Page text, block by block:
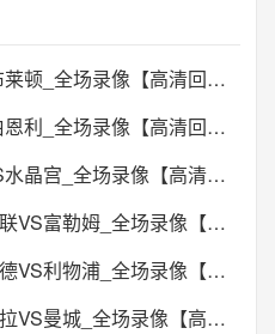
2026年05月24日 曼联VS布莱顿_全场录像【高清回放】
2026年05月24日 狼队VS伯恩利_全场录像【高清回放】
2026年05月24日 阿森纳VS水晶宫_全场录像【高清回放】
2026年05月24日 纽卡斯尔联VS富勒姆_全场录像【高清回放】
2026年05月24日 布伦特福德VS利物浦_全场录像【高清回放】
2026年05月24日 阿斯顿维拉VS曼城_全场录像【高清回放】